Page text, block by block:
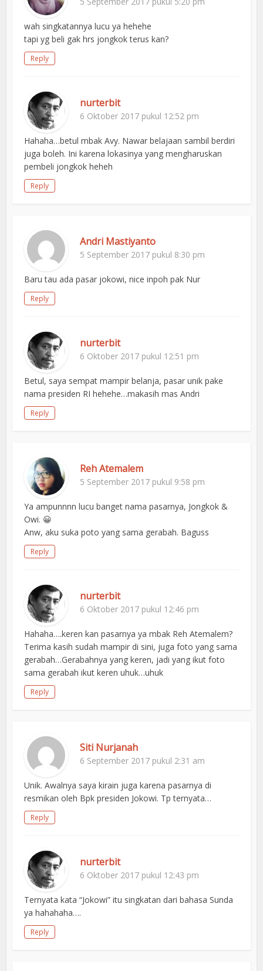
wah singkatannya lucu ya hehehe
tapi yg beli gak hrs jongkok terus kan?
Reply
nurterbit
6 Oktober 2017 pukul 12:52 pm
Hahaha…betul mbak Avy. Nawar belajaan sambil berdiri
juga boleh. Ini karena lokasinya yang mengharuskan
pembeli jongkok heheh
Reply
Andri Mastiyanto
5 September 2017 pukul 8:30 pm
Baru tau ada pasar jokowi, nice inpoh pak Nur
Reply
nurterbit
6 Oktober 2017 pukul 12:51 pm
Betul, saya sempat mampir belanja, pasar unik pake
nama presiden RI hehehe…makasih mas Andri
Reply
Reh Atemalem
5 September 2017 pukul 9:58 pm
Ya ampunnnn lucu banget nama pasarnya, Jongkok &
Owi. 😀
Anw, aku suka poto yang sama gerabah. Baguss
Reply
nurterbit
6 Oktober 2017 pukul 12:46 pm
Hahaha….keren kan pasarnya ya mbak Reh Atemalem?
Terima kasih sudah mampir di sini, juga foto yang sama
gerabah…Gerabahnya yang keren, jadi yang ikut foto
sama gerabah ikut keren uhuk…uhuk
Reply
Siti Nurjanah
6 September 2017 pukul 2:31 am
Unik. Awalnya saya kirain juga karena pasarnya di
resmikan oleh Bpk presiden Jokowi. Tp ternyata…
Reply
nurterbit
6 Oktober 2017 pukul 12:43 pm
Ternyata kata “Jokowi” itu singkatan dari bahasa Sunda
ya hahahaha….
Reply